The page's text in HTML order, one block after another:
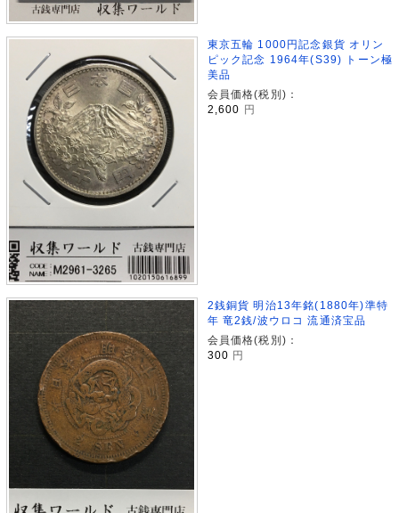
東京五輪 1000円記念銀貨 オリン
ピック記念 1964年(S39) トーン極
美品
会員価格(税別)：
2,600
円
2銭銅貨 明治13年銘(1880年)準特
年 竜2銭/波ウロコ 流通済宝品
会員価格(税別)：
300 円